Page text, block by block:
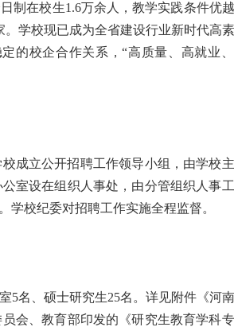
制在校生1.6万余人，教学实践条件优
学校现已成为全省建设行业新时代高
的校企合作关系，“高质量、高就业
成立公开招聘工作领导小组，由学校
室设在组织人事处，由分管组织人事
校纪委对招聘工作实施全程监督。
5名、硕士研究生25名。详见附件《河
会、教育部印发的《研究生教育学科